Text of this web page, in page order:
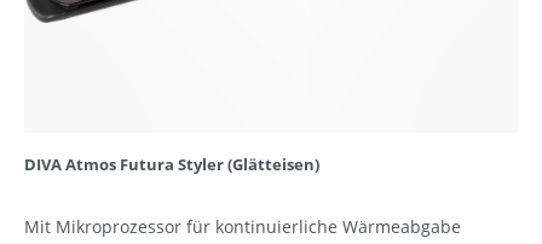
DIVA Atmos Futura Styler (Glätteisen)
Mit Mikroprozessor für kontinuierliche Wärmeabgabe